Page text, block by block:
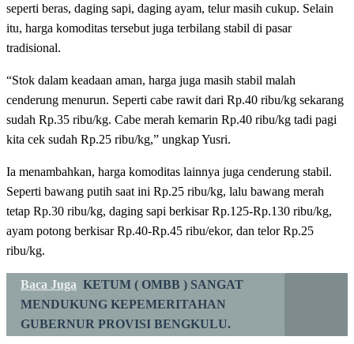
seperti beras, daging sapi, daging ayam, telur masih cukup. Selain
itu, harga komoditas tersebut juga terbilang stabil di pasar
tradisional.
“Stok dalam keadaan aman, harga juga masih stabil malah
cenderung menurun. Seperti cabe rawit dari Rp.40 ribu/kg sekarang
sudah Rp.35 ribu/kg. Cabe merah kemarin Rp.40 ribu/kg tadi pagi
kita cek sudah Rp.25 ribu/kg,” ungkap Yusri.
Ia menambahkan, harga komoditas lainnya juga cenderung stabil.
Seperti bawang putih saat ini Rp.25 ribu/kg, lalu bawang merah
tetap Rp.30 ribu/kg, daging sapi berkisar Rp.125-Rp.130 ribu/kg,
ayam potong berkisar Rp.40-Rp.45 ribu/ekor, dan telor Rp.25
ribu/kg.
Baca Juga KETUM ( OMBB ) SANGAT
MENDUKUNG KEPEMERITAHAN
GUBERNUR PROVISI BENGKULU.